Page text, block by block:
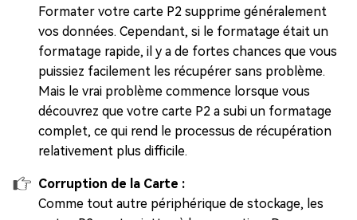
Formater votre carte P2 supprime généralement
vos données. Cependant, si le formatage était un
formatage rapide, il y a de fortes chances que vous
puissiez facilement les récupérer sans problème.
Mais le vrai problème commence lorsque vous
découvrez que votre carte P2 a subi un formatage
complet, ce qui rend le processus de récupération
relativement plus difficile.
Corruption de la Carte :
Comme tout autre périphérique de stockage, les